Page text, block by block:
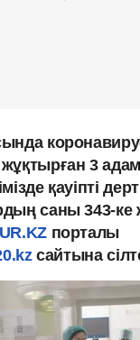
3 адам
қауіпті
саны 343-ке
порталы
сайтына